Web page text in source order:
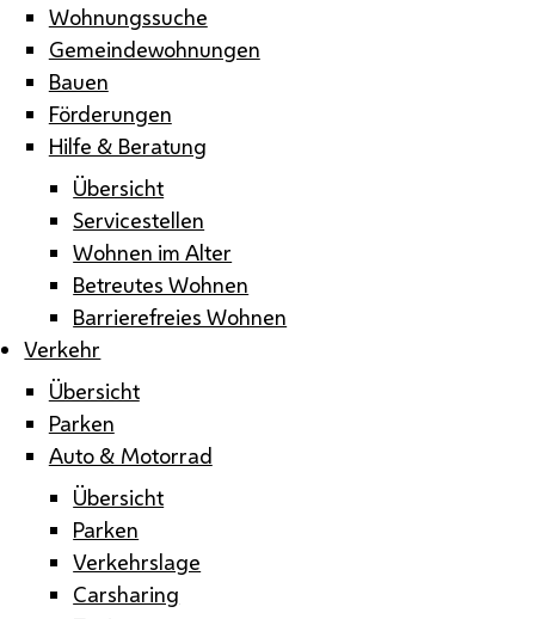
Wohnungssuche
Gemeindewohnungen
Bauen
Förderungen
Hilfe & Beratung
Übersicht
Servicestellen
Wohnen im Alter
Betreutes Wohnen
Barrierefreies Wohnen
Verkehr
Übersicht
Parken
Auto & Motorrad
Übersicht
Parken
Verkehrslage
Carsharing